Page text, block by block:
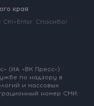
края
Спасибо!
(ИА «ВК Пресс»)
по надзору в
и массовых
номер СМИ: